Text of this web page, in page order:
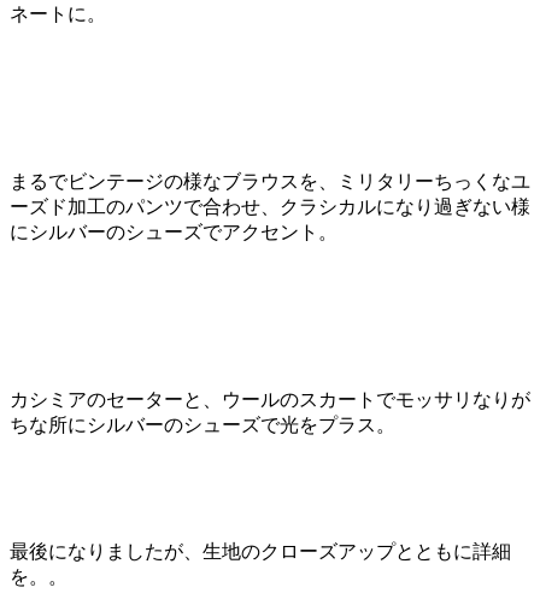
ネートに。
まるでビンテージの様なブラウスを、ミリタリーちっくなユ
ーズド加工のパンツで合わせ、クラシカルになり過ぎない様
にシルバーのシューズでアクセント。
カシミアのセーターと、ウールのスカートでモッサリなりが
ちな所にシルバーのシューズで光をプラス。
最後になりましたが、生地のクローズアップとともに詳細
を。。